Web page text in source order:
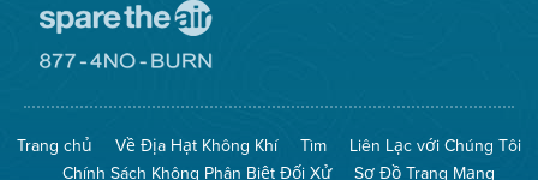
The
(Bảo
Toàn
Mạng
No
Burn
Trang chủ Về Địa Hạt Không Khí Tìm
Liên Lạc với Chúng Tôi
Chính Sách Không Phân Biệt Đối Xử
Sơ Đồ Trang Mạng